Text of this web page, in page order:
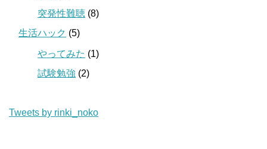
突発性難聴 (8)
生活ハック (5)
やってみた (1)
試験勉強 (2)
Tweets by rinki_noko